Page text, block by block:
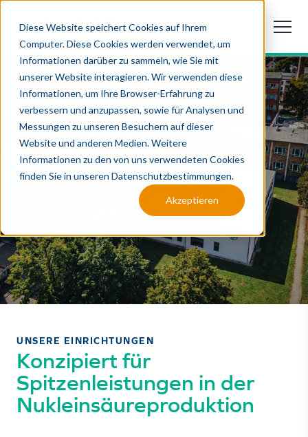
Diese Website speichert Cookies auf Ihrem
Computer. Diese Cookies werden verwendet, um
Informationen darüber zu sammeln, wie Sie mit
unserer Website interagieren. Wir verwenden diese
Informationen, um Ihre Browser-Erfahrung zu
verbessern und anzupassen, sowie für Analysen und
Messungen zu unseren Besuchern auf dieser
Website und anderen Medien. Weitere
Informationen zu den von uns verwendeten Cookies
finden Sie in unseren Datenschutzbestimmungen.
Akzeptieren
Unsere
Produktionsstätten
UNSERE EINRICHTUNGEN
Konzipiert für
Spitzenleistungen in der
Nukleinsäureproduktion